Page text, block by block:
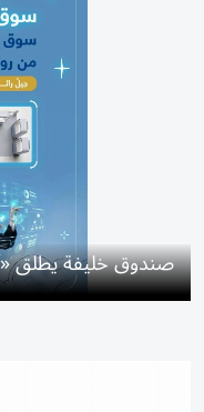
صندوق خليفة يطلق